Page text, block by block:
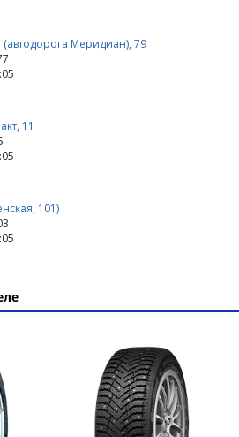
(автодорога Меридиан), 79
11
101)